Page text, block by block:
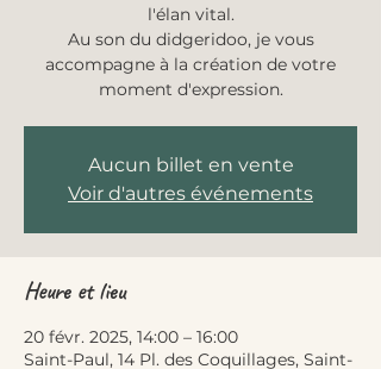
l'élan vital.
Au son du didgeridoo, je vous
accompagne à la création de votre
moment d'expression.
Aucun billet en vente
Voir d'autres événements
Heure et lieu
20 févr. 2025, 14:00 – 16:00
Saint-Paul, 14 Pl. des Coquillages, Saint-